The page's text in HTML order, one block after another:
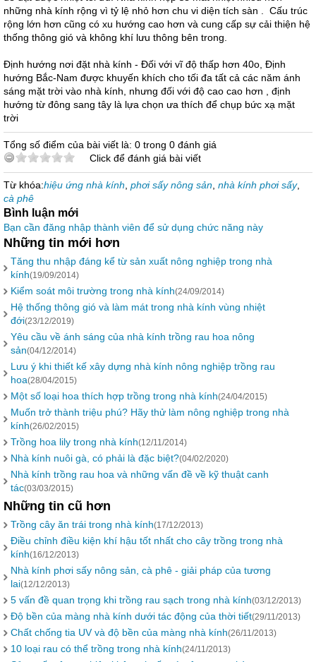
những nhà kính rộng vì tỷ lệ nhỏ hơn chu vi diện tích sàn . Cấu trúc
rộng lớn hơn cũng có xu hướng cao hơn và cung cấp sự cải thiện hệ
thống thông gió và không khí lưu thông bên trong.
Định hướng nơi đặt nhà kính - Đối với vĩ độ thấp hơn 40o, Định
hướng Bắc-Nam được khuyến khích cho tối đa tất cả các năm ánh
sáng mặt trời vào nhà kính, nhưng đối với độ cao cao hơn , định
hướng từ đông sang tây là lựa chọn ưa thích để chụp bức xạ mặt
trời
Tổng số điểm của bài viết là: 0 trong 0 đánh giá
Click để đánh giá bài viết
Từ khóa:hiệu ứng nhà kính phơi sấy nông sản nhà kính phơi sấy,
cà phê
Bình luận mới
Bạn cần đăng nhập thành viên để sử dụng chức năng này
Những tin mới hơn
Tăng thu nhập đáng kể từ sản xuất nông nghiệp trong nhà
kính(19/09/2014)
Kiểm soát môi trường trong nhà kính(24/09/2014)
Hệ thống thông gió và làm mát trong nhà kính vùng nhiệt
đới(23/12/2019)
Yêu cầu về ánh sáng của nhà kính trồng rau hoa nông
sản(04/12/2014)
Lưu ý khi thiết kế xây dựng nhà kính nông nghiệp trồng rau
hoa(28/04/2015)
Một số loại hoa thích hợp trồng trong nhà kính(24/04/2015)
Muốn trở thành triệu phú? Hãy thử làm nông nghiệp trong nhà
kính(26/02/2015)
Trồng hoa lily trong nhà kính(12/11/2014)
Nhà kính nuôi gà, có phải là đặc biệt?(04/02/2020)
Nhà kính trồng rau hoa và những vấn đề về kỹ thuật canh
tác(03/03/2015)
Những tin cũ hơn
Trồng cây ăn trái trong nhà kính(17/12/2013)
Điều chỉnh điều kiện khí hậu tốt nhất cho cây trồng trong nhà
kính(16/12/2013)
Nhà kính phơi sấy nông sản, cà phê - giải pháp của tương
lai(12/12/2013)
5 vấn đề quan trọng khi trồng rau sạch trong nhà kính(03/12/2013)
Độ bền của màng nhà kính dưới tác động của thời tiết(29/11/2013)
Chất chống tia UV và độ bền của màng nhà kính(26/11/2013)
10 loại rau có thể trồng trong nhà kính(24/11/2013)